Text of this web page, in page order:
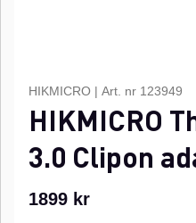
HIKMICRO | Art. nr 123949
HIKMICRO
3.0 Clipon
1899 kr